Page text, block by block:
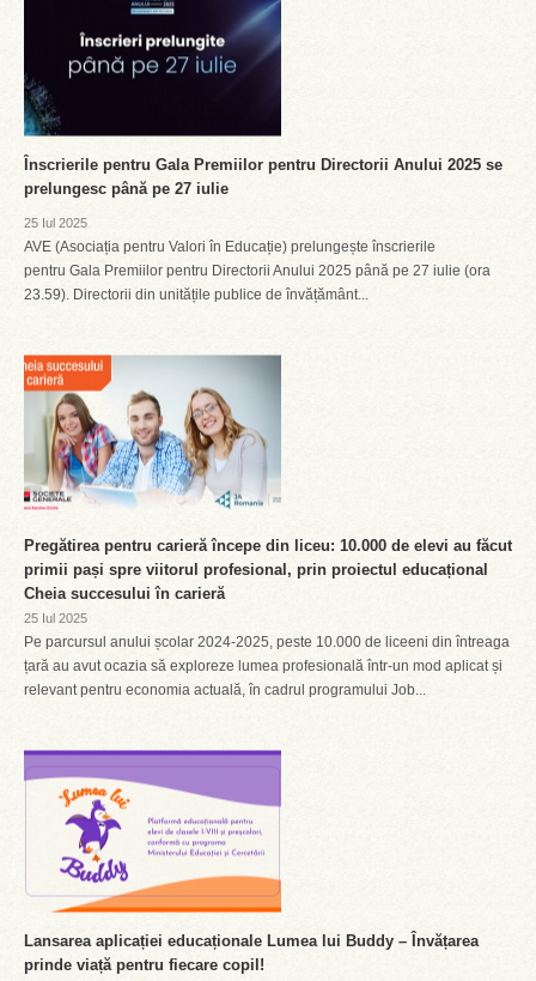
Înscrierile pentru Gala Premiilor pentru Directorii Anului 2025 se
prelungesc până pe 27 iulie
25 Iul 2025
AVE (Asociația pentru Valori în Educație) prelungește înscrierile
pentru Gala Premiilor pentru Directorii Anului 2025 până pe 27 iulie (ora
23.59). Directorii din unitățile publice de învățământ...
Pregătirea pentru carieră începe din liceu: 10.000 de elevi au făcut
primii pași spre viitorul profesional, prin proiectul educațional
Cheia succesului în carieră
25 Iul 2025
Pe parcursul anului școlar 2024-2025, peste 10.000 de liceeni din întreaga
țară au avut ocazia să exploreze lumea profesională într-un mod aplicat și
relevant pentru economia actuală, în cadrul programului Job...
Lansarea aplicației educaționale Lumea lui Buddy – Învățarea
prinde viață pentru fiecare copil!